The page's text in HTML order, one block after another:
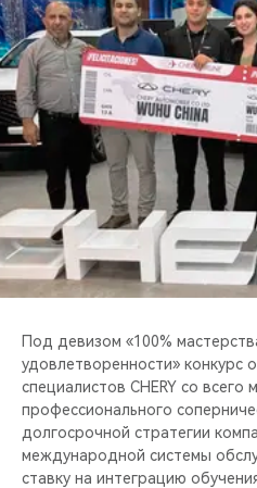
ВИДЕООБЗОРЫ
CHERY ДЛЯ ДЕТЕЙ
Под девизом «100%
удовлетворенности» конкурс
специалистов CHERY со
профессионального
долгосрочной стратегии
международной системы
ставку на интеграцию